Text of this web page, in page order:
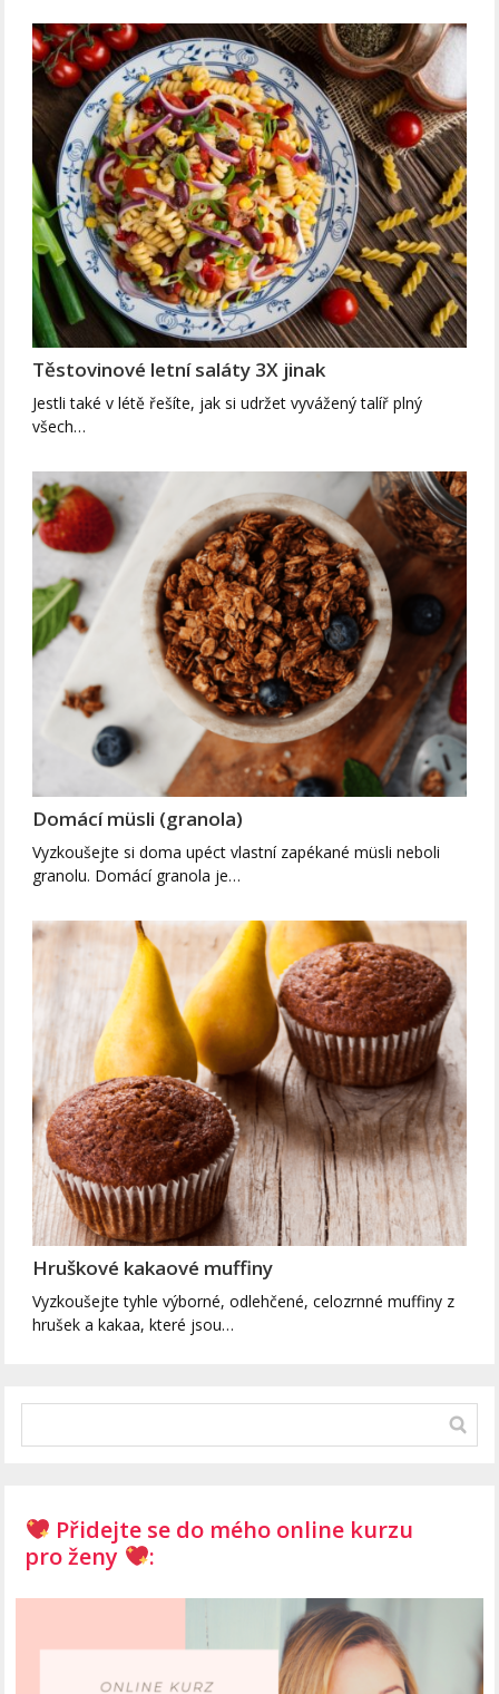
Těstovinové letní saláty 3X jinak
Jestli také v létě řešíte, jak si udržet vyvážený talíř plný
všech…
Domácí müsli (granola)
Vyzkoušejte si doma upéct vlastní zapékané müsli neboli
granolu. Domácí granola je…
Hruškové kakaové muffiny
Vyzkoušejte tyhle výborné, odlehčené, celozrnné muffiny z
hrušek a kakaa, které jsou…
Přidejte se do mého online kurzu
pro ženy
: